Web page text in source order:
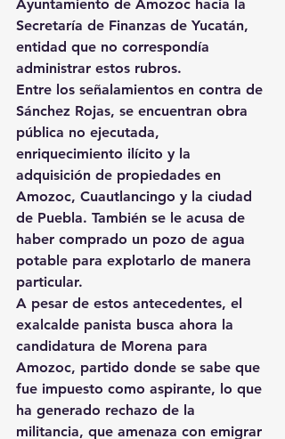
Ayuntamiento de Amozoc hacia la
Secretaría de Finanzas de Yucatán,
entidad que no correspondía
administrar estos rubros.
Entre los señalamientos en contra de
Sánchez Rojas, se encuentran obra
pública no ejecutada,
enriquecimiento ilícito y la
adquisición de propiedades en
Amozoc, Cuautlancingo y la ciudad
de Puebla. También se le acusa de
haber comprado un pozo de agua
potable para explotarlo de manera
particular.
A pesar de estos antecedentes, el
exalcalde panista busca ahora la
candidatura de Morena para
Amozoc, partido donde se sabe que
fue impuesto como aspirante, lo que
ha generado rechazo de la
militancia, que amenaza con emigrar